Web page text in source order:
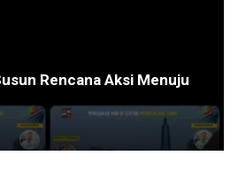
Rencana Aksi Menuju